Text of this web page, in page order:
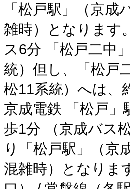
「松戸駅」（京
雑時）となります
ス6分 「松戸二中
統）但し、「松戸
松11系統）へは、
京成電鉄 「松戸
歩1分 （京成バス
り「松戸駅」（京
混雑時）となりま